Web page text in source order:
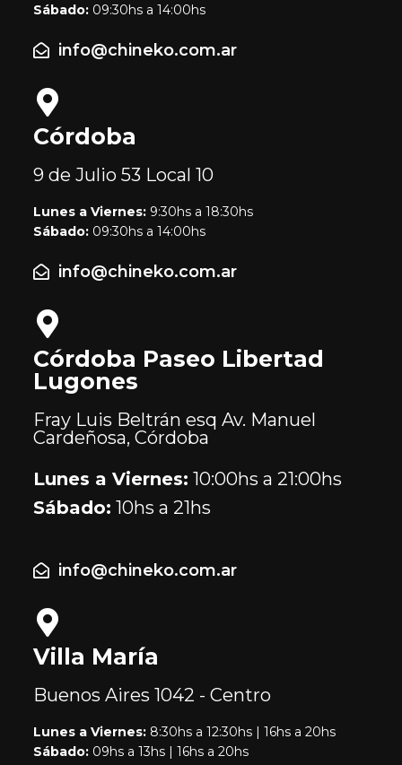
Sábado: 09:30hs a 14:00hs
info@chineko.com.ar
Córdoba
9 de Julio 53 Local 10
Lunes a Viernes: 9:30hs a 18:30hs
Sábado: 09:30hs a 14:00hs
info@chineko.com.ar
Córdoba Paseo Libertad
Lugones
Fray Luis Beltrán esq Av. Manuel
Cardeñosa, Córdoba
Lunes a Viernes: 10:00hs a 21:00hs
Sábado: 10hs a 21hs
info@chineko.com.ar
Villa María
Buenos Aires1042 - Centro
Lunes a Viernes: 8:30hs a 12:30hs | 16hs a 20hs
Sábado: 09hs a 13hs | 16hs a 20hs